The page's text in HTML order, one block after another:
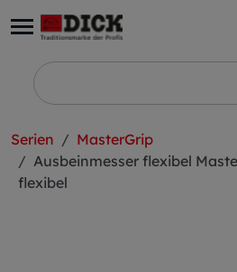
Serien
MasterGrip
Ausbeinmesser flexibel
flexibel